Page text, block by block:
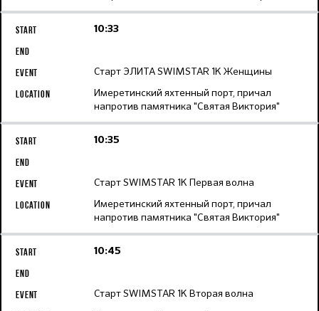
10:33
Старт ЭЛИТА SWIMSTAR 1K Женщины
Имеретинский яхтенный порт, причал
напротив памятника "Святая Виктория"
10:35
Старт SWIMSTAR 1K Первая волна
Имеретинский яхтенный порт, причал
напротив памятника "Святая Виктория"
10:45
Старт SWIMSTAR 1K Вторая волна